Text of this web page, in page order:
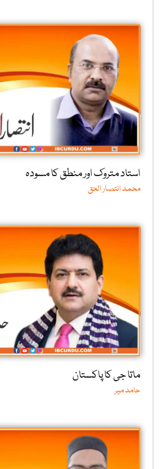
استاد متروک اور منطق کا مسودہ
محمد انتصار الحق
ماتا جی کا پاکستان
حامد میر